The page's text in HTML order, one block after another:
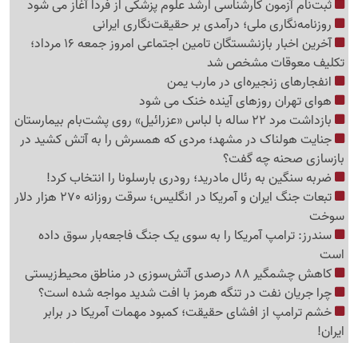
ثبت‌نام‌ آزمون کارشناسی ارشد علوم پزشکی از فردا آغاز می شود
روزنامه‌نگاری ملی؛ درآمدی بر حقیقت‌نگاری ایرانی
آخرین اخبار بازنشستگان تامین اجتماعی امروز جمعه 16 مرداد؛
تکلیف معوقات مشخص شد
انفجارهای زنجیره‌ای در مارب یمن
هوای تهران روزهای آینده خنک می شود
بازداشت مرد 22 ساله با لباس «عزرائیل» روی پشت‌بام بیمارستان
جنایت هولناک در مشهد؛ مردی که همسرش را به آتش کشید در
بازسازی صحنه چه گفت؟
ضربه سنگین به رئال مادرید؛ رودری بارسلونا را انتخاب کرد!
تبعات جنگ ایران و آمریکا در انگلیس؛ سرقت روزانه 270 هزار دلار
سوخت
سندرز: ترامپ آمریکا را به سوی یک جنگ فاجعه‌بار سوق داده
است
کاهش چشمگیر 88 درصدی آتش‌سوزی در مناطق محیط‌زیستی
چرا جریان نفت در تنگه هرمز با افت شدید مواجه شده است؟
خشم ترامپ از افشای حقیقت؛ کمبود مهمات آمریکا در برابر
ایران!